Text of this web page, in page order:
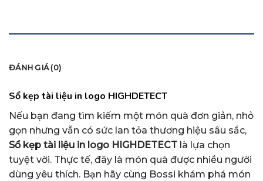
ĐÁNH GIÁ (0)
Sổ kẹp tài liệu in logo HIGHDETECT
Nếu bạn đang tìm kiếm một món quà đơn giản, nhỏ
gọn nhưng vẫn có sức lan tỏa thương hiệu sâu sắc,
Sổ kẹp tài liệu in logo HIGHDETECT là lựa chọn
tuyệt vời. Thực tế, đây là món quà được nhiều người
dùng yêu thích. Bạn hãy cùng Bossi khám phá món